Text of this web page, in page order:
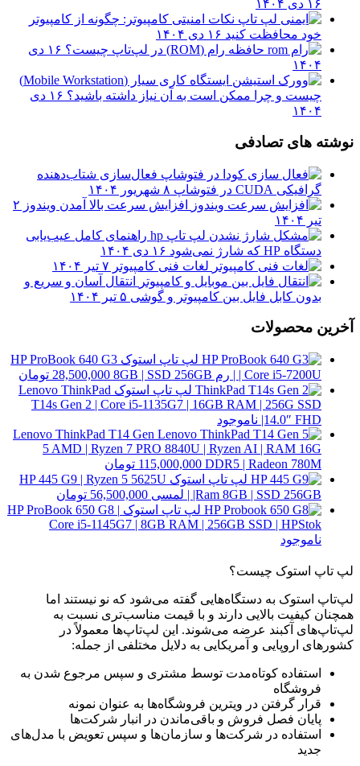
۱۶ دی ۱۴۰۴
نکات امنیتی کامپیوتر: چگونه از کامپیوتر
خود محافظت کنید ۱۶ دی ۱۴۰۴
حافظه رام (ROM) در لپ‌تاپ چیست؟
۱۶ دی
۱۴۰۴
ایستگاه کاری سیار (Mobile Workstation)
چیست و چرا ممکن است به آن نیاز داشته باشید؟
۱۶ دی
۱۴۰۴
نوشته های تصادفی
فعال‌سازی شتاب‌دهنده
گرافیکی CUDA در فتوشاپ
۸ شهریور ۱۴۰۴
افزایش سرعت بالا آمدن ویندوز ۲
تیر ۱۴۰۴
راهنمای کامل عیب‌یابی
دستگاه HP که شارژ نمی‌شود
۱۶ دی ۱۴۰۴
لغات فنی کامپیوتر ۷ تیر ۱۴۰۴
انتقال آسان و سریع و
بدون کابل فایل بین کامپیوتر و گوشی ۵ تیر ۱۴۰۴
آخرین محصولات
لپ تاپ استوک HP ProBook 640 G3
| Core i5-7200U | رم 8GB | SSD 256GB
28,500,000 تومان
لپ تاپ استوک Lenovo ThinkPad
T14s Gen 2 | Core i5-1135G7 | 16GB RAM | 256G SSD
|14.0″ FHD ناموجود
Lenovo ThinkPad T14 Gen
5 AMD | Ryzen 7 PRO 8840U | Ryzen AI | RAM 16G
DDR5 | Radeon 780M
115,000,000 تومان
لپ تاپ استوک HP 445 G9 | Ryzen 5 5625U
|Ram 8GB | SSD 256GB | لمسی
56,500,000 تومان
لپ تاپ استوک HP ProBook 650 G8 |
Core i5-1145G7 | 8GB RAM | 256GB SSD | HPStok
ناموجود
لپ تاپ استوک چیست؟
لپ‌تاپ استوک به دستگاه‌هایی گفته می‌شود که نو نیستند اما
همچنان کیفیت بالایی دارند و با قیمت مناسب‌تری نسبت به
لپ‌تاپ‌های آکبند عرضه می‌شوند. این لپ‌تاپ‌ها معمولاً در
کشورهای اروپایی و آمریکایی به دلایل مختلفی از جمله:
استفاده کوتاه‌مدت توسط مشتری و سپس مرجوع شدن به
فروشگاه
قرار گرفتن در ویترین فروشگاه‌ها به عنوان نمونه
پایان فصل فروش و باقی‌ماندن در انبار شرکت‌ها
استفاده در شرکت‌ها و سازمان‌ها و سپس تعویض با مدل‌های
جدید